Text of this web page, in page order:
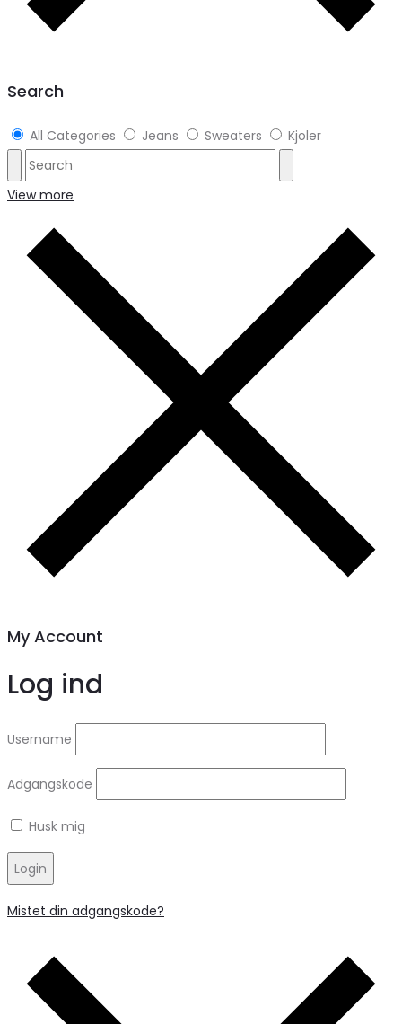
Search
All Categories Jeans Sweaters Kjoler
View more
My Account
Log ind
Username
Adgangskode
Husk mig
Login
Mistet din adgangskode?